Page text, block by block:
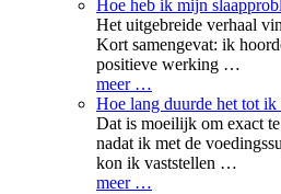
Hoe heb ik mijn
Het uitgebreide verhaal
Kort samengevat: ik
positieve werking …
meer …
Hoe lang duurde het tot ik
Dat is moeilijk om exact
nadat ik met de
kon ik vaststellen …
meer …